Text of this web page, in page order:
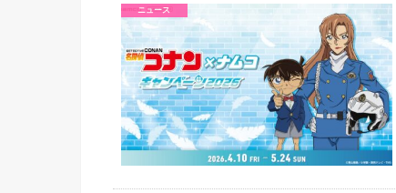
ニュース